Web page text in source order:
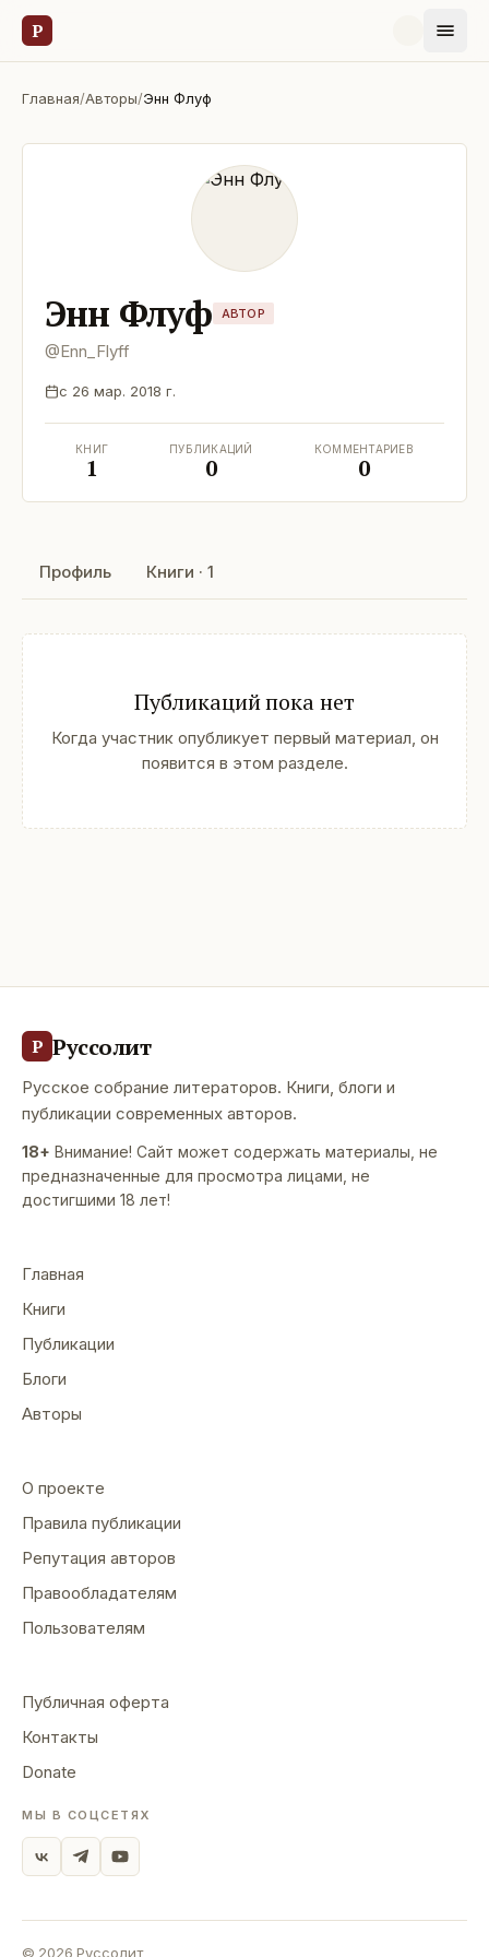
Р
Главная/Авторы/Энн Флуф
Энн Флуф АВТОР
@Enn_Flyff
с 26 мар. 2018 г.
КНИГ
1
ПУБЛИКАЦИЙ
0
КОММЕНТАРИЕВ
0
Профиль Книги · 1
Публикаций пока нет
Когда участник опубликует первый материал, он
появится в этом разделе.
Р Руссолит
Русское собрание литераторов. Книги, блоги и
публикации современных авторов.
18+ Внимание! Сайт может содержать материалы, не
предназначенные для просмотра лицами, не
достигшими 18 лет!
Главная
Книги
Публикации
Блоги
Авторы
О проекте
Правила публикации
Репутация авторов
Правообладателям
Пользователям
Публичная оферта
Контакты
Donate
МЫ В СОЦСЕТЯХ
© 2026 Руссолит